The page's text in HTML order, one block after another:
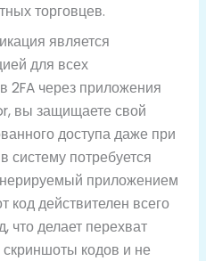
торговцев.
является
для всех
2FA через приложения
вы защищаете свой
доступа даже при
систему потребуется
приложением
действителен всего
что делает перехват
кодов и не